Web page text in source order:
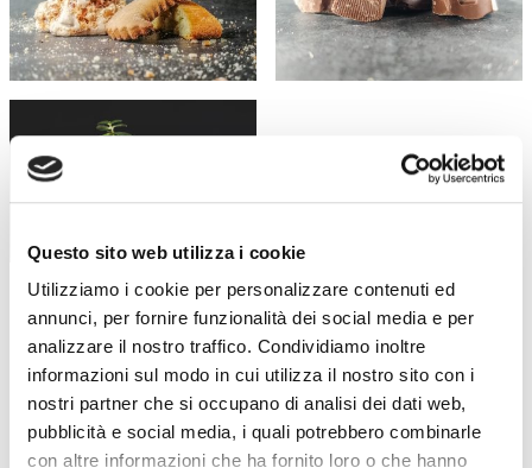
Questo sito web utilizza i cookie
Utilizziamo i cookie per personalizzare contenuti ed
annunci, per fornire funzionalità dei social media e per
analizzare il nostro traffico. Condividiamo inoltre
informazioni sul modo in cui utilizza il nostro sito con i
nostri partner che si occupano di analisi dei dati web,
pubblicità e social media, i quali potrebbero combinarle
con altre informazioni che ha fornito loro o che hanno
ABFNEWS
15 Luglio 2026 Libri di testo – AF26-27